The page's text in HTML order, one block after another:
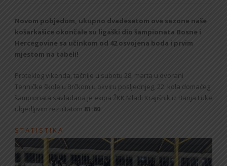
Novom pobjedom, ukupno dvadesetom ove sezone naše
košarkašice okončale su ligaški dio šampionata Bosne i
Hercegovine sa učinkom od 42 osvojena boda i prvim
mjestom na tabeli!
Proteklog vikenda, tačnije u subotu 28. marta u dvorani
Tehničke škole u Brčkom u okviru posljednjeg, 22. kola domaćeg
šampionata savladana je ekipa ŽKK Mladi Krajišnik iz Banja Luke
ubjedljivim rezultatom 81:60.
S T A T I S T I K A